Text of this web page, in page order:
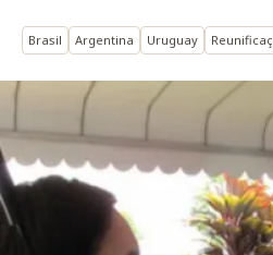
Brasil Argentina Uruguay